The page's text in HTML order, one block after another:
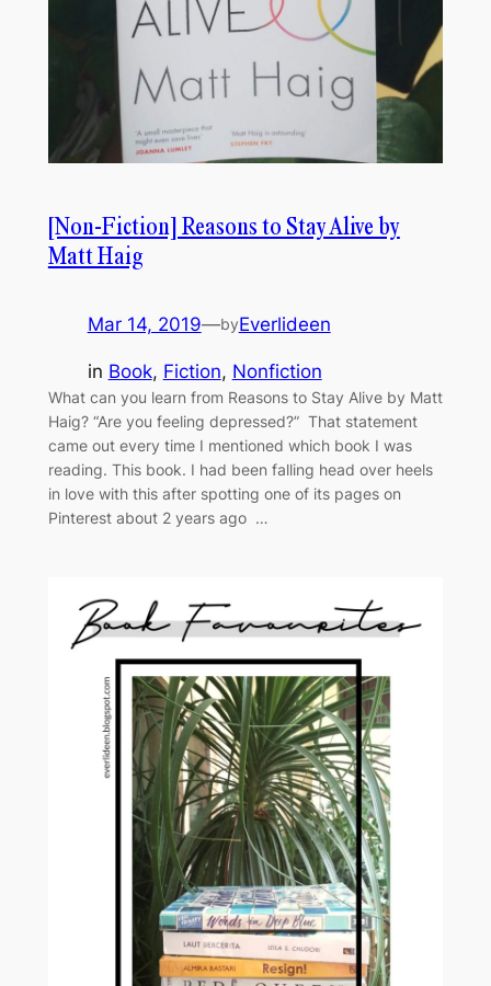
[Non-Fiction] Reasons to Stay Alive by
Matt Haig
Mar 14, 2019—byEverlideen
in Book, Fiction, Nonfiction
What can you learn from Reasons to Stay Alive by Matt
Haig? “Are you feeling depressed?” That statement
came out every time I mentioned which book I was
reading. This book. I had been falling head over heels
in love with this after spotting one of its pages on
Pinterest about 2 years ago …